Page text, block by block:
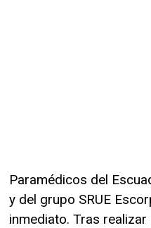
Paramédicos del
y del grupo SRUE
inmediato. Tras